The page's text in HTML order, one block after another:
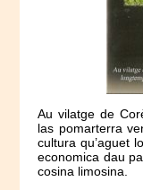
Au vilatge de
las pomarterra
cultura qu’aguet
economica dau
cosina limosina.